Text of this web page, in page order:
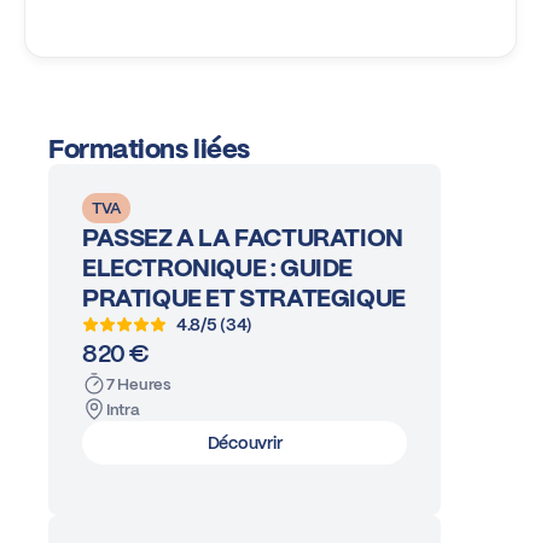
Formations liées
TVA
PASSEZ A LA FACTURATION
ELECTRONIQUE : GUIDE
PRATIQUE ET STRATEGIQUE
4.8/5 (34)
820 €
7 Heures
Intra
Découvrir